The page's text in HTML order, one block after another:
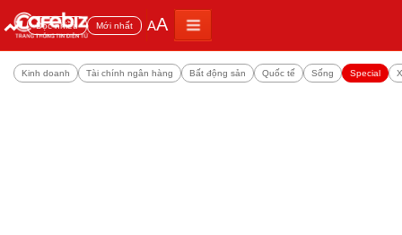
Đọc nhiều Mới nhất AA
Kinh doanh Tài chính ngân hàng Bất động sản Quốc tế Sống Special